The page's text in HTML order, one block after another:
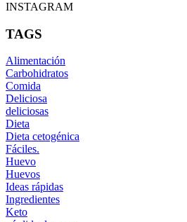
INSTAGRAM
TAGS
Alimentación
Carbohidratos
Comida
Deliciosa
deliciosas
Dieta
Dieta cetogénica
Fáciles.
Huevo
Huevos
Ideas rápidas
Ingredientes
Keto